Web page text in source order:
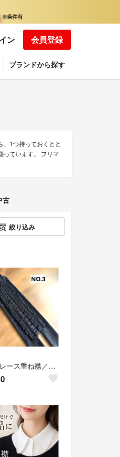
ン 会員登録
ブランドから探す
1つ持っておくとと
っています。 フリマ
古
絞り込み
フリルレース重ね襟／NO.3